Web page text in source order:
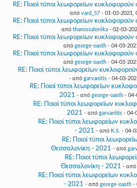
RE: Ποιοί τύποι λεωφορείων
από vard_57- 01-03-2021,
RE: Ποιοί τύποι λεωφορείων
από thanossalonika - 02-03-
RE: Ποιοί τύποι λεωφορείων
από george-oasth- 04-03-
RE: Ποιοί τύποι λεωφορείων
από george-oasth- 04-03-
RE: Ποιοί τύποι λεωφορείων
- από garvanitis - 04-03-
RE: Ποιοί τύποι λεωφορείων
2021 - από george-oasth- 04-
RE: Ποιοί τύποι λεωφορείων
2021 - από garvanitis- 04-
RE: Ποιοί τύποι λεωφορείων
- 2021 - από K.S. - 04-
RE: Ποιοί τύποι
Θεσσαλονίκη - 2021 - από
RE: Ποιοί τύποι
Θεσσαλονίκη - 2021 - από
RE: Ποιοί τύποι λεωφορείων
- 2021 - από george-oasth-